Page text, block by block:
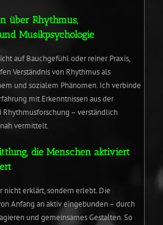
über Rhythmus,
Musikpsychologie
auf Bauchgefühl oder reiner Praxis,
Verständnis von Rhythmus als
und sozialem Phänomen. Ich verbinde
mit Erkenntnissen aus der
Rhythmusforschung – verständlich
vermittelt.
die Menschen aktiviert
nicht erklärt, sondern erlebt. Die
Anfang an aktiv eingebunden – durch
und gemeinsames Gestalten. So